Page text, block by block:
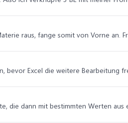
raus, fange somit von Vorne an.
bevor Excel die weitere Bearbeitung
die dann mit bestimmten Werten aus